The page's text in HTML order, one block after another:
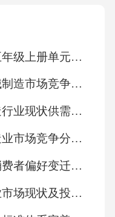
专用仓库内。
则，防止材料长
的加工与预制
装，以提高效
切割方式：根据
切割（如锯床、
切割。对于不
2026秋新人教版英语五年级上册单元一Unit 1 Different friends测试卷-基础卷附答案（文档中已插入听力音频）
2026中国食品加工机械制造市场竞争格局现状分析投资评估规划报告
2026中国智能手环制造行业现状供需分析及投资评估潜力规划分析研究报告
2026日本电子元件制造业市场竞争分析行业发展特点及投资评估
2026中国洗涤添加剂消费者偏好变迁与产品创新方向
2026欧洲家电制造行业市场现状及投资预评估分析策略研究